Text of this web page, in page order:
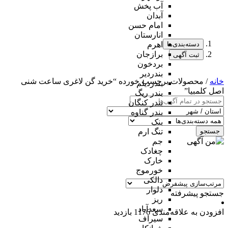
آب پخش
آبدان
امام حسن
انارستان
اهرم
برازجان
بردخون
بندردیر
بندردیلم
بندر ریگ
بندر کنگان
بندر گناوه
بنک
تنگ ارم
جم
چغادک
خارک
خورموج
دالکی
دلوار
ریز
سعدآباد
سیراف
دسته‌بندی‌ها
ثبت آگهی
خانه / محصولات برچسب خورده “خرید گن لاغری ساعت شنی
اصل کلمبیا”
جستجو
جستجو پیشرفته
افزودن به علاقه‌مندی 1176 بازدید